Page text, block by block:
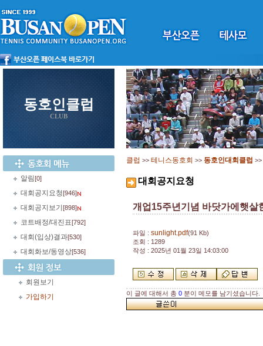
동호인클럽
CLUB
알림[0]
대회공지요청[946]
대회공지보기 [898]
코트배정/대진표[792]
대회(입상)결과[530]
대회화보/동영상[536]
회원보기
가입하기
클럽 >> 테니스동호회 >> 동호인대회클럽 >>
대회공지요청
개업15주년기념 바닷가에햇살
파일 : sunlight.pdf(91 Kb)
조회 : 1289
작성 : 2025년 01월 23일 14:03:00
이 글에 대해서 총 0 분이 메모를 남기셨습니다.